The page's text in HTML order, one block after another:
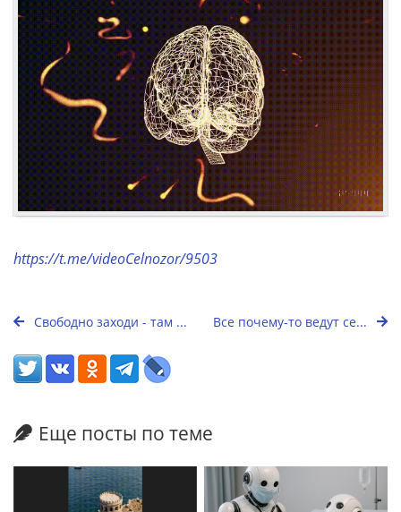
https://t.me/videoCelnozor/9503
Свободно заходи - там ... Все почему-то ведут се...
Еще посты по теме